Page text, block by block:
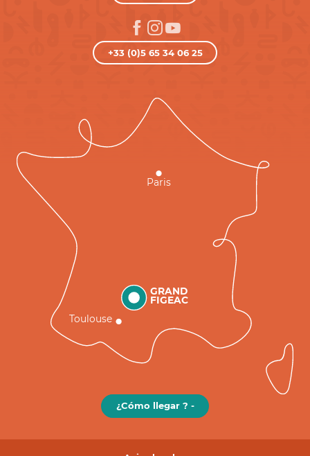
+33 (0)5 65 34 06 25
GRAND
FIGEAC
Toulouse
Paris
¿Cómo llegar ? -